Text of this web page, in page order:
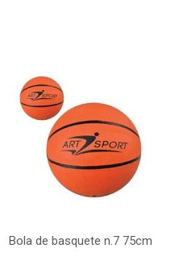
Bola de basquete n.7 75cm